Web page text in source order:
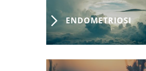
ENDOMETRIOSI